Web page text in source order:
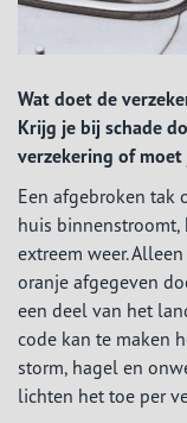
Wat doet de
Krijg je bij schade
verzekering of
Een afgebroken tak
huis
extreem weer.
oranje afgegeven
een deel van het
code kan te maken
storm, hagel en
lichten het toe per